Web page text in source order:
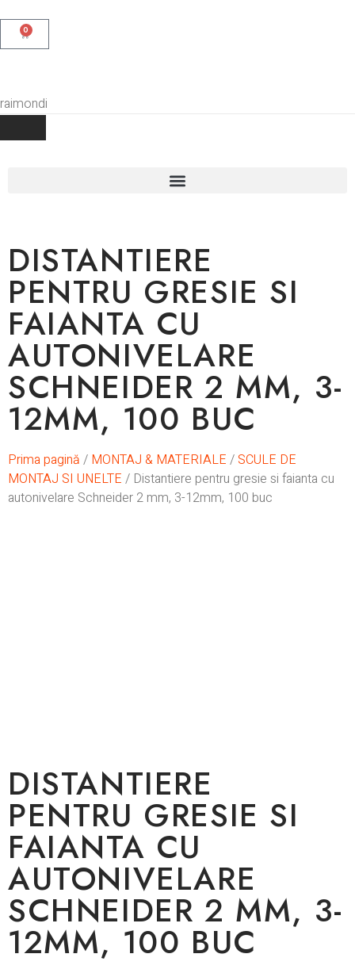
0
DISTANTIERE
PENTRU GRESIE SI
FAIANTA CU
AUTONIVELARE
SCHNEIDER 2 MM, 3-
12MM, 100 BUC
Prima pagină / MONTAJ & MATERIALE / SCULE DE
MONTAJ SI UNELTE / Distantiere pentru gresie si faianta cu
autonivelare Schneider 2 mm, 3-12mm, 100 buc
DISTANTIERE
PENTRU GRESIE SI
FAIANTA CU
AUTONIVELARE
SCHNEIDER 2 MM, 3-
12MM, 100 BUC